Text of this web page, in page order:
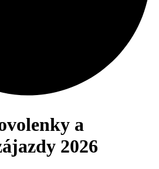
a
2026